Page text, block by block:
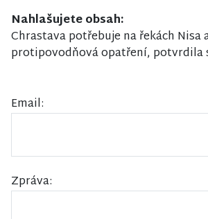
Nahlašujete obsah:
Chrastava potřebuje na řekách Nisa
protipovodňová opatření, potvrdila
Email:
Zpráva: